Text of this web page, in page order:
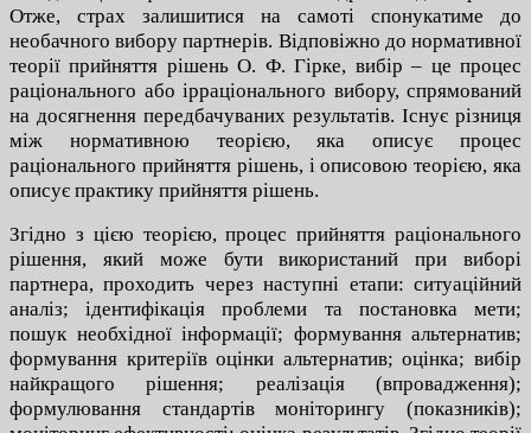
Отже, страх залишитися на самоті спонукатиме до
необачного вибору партнерів. Відповіжно до нормативної
теорії прийняття рішень О. Ф. Гірке, вибір – це процес
раціонального або ірраціонального вибору, спрямований
на досягнення передбачуваних результатів. Існує різниця
між нормативною теорією, яка описує процес
раціонального прийняття рішень, і описовою теорією, яка
описує практику прийняття рішень.
Згідно з цією теорією, процес прийняття раціонального
рішення, який може бути використаний при виборі
партнера, проходить через наступні етапи: ситуаційний
аналіз; ідентифікація проблеми та постановка мети;
пошук необхідної інформації; формування альтернатив;
формування критеріїв оцінки альтернатив; оцінка; вибір
найкращого рішення; реалізація (впровадження);
формулювання стандартів моніторингу (показників);